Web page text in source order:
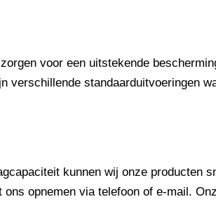
voor een uitstekende
standaarduitvoeringen
kunnen wij onze producten
opnemen via telefoon of e-mail.